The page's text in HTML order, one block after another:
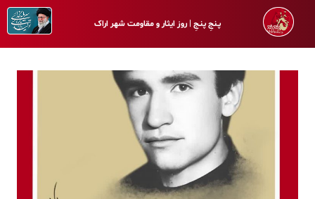
پـنجِ پنـجِ | روز ایثار و مقاومت شهر اراک